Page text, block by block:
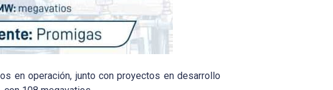
en operación, junto con proyectos en desarrollo